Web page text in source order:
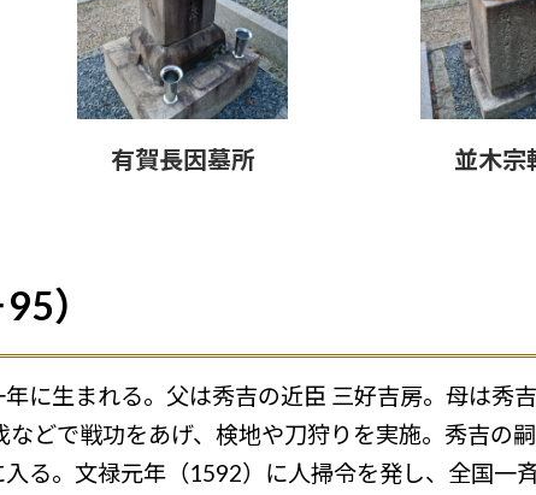
有賀長因墓所 並木宗
）
に生まれる。父は秀吉の近臣 三好吉房。母は秀
どで戦功をあげ、検地や刀狩りを実施。秀吉の
る。文禄元年（1592）に人掃令を発し、全国一